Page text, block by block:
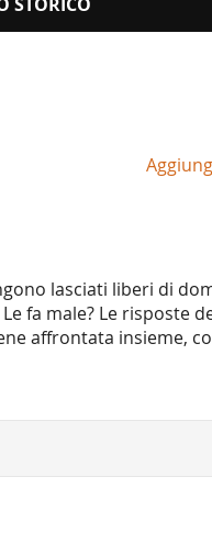
lasciati liberi di
fa male? Le risposte
affrontata insieme,